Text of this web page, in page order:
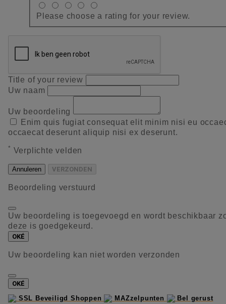
Please choose a rating for your review.
Title of your review
Uw naam
Uw beoordeling
Enim quis fugiat consequat elit minim nisi eu
occaecat deserunt aliquip nisi ex deserunt.
* Verplichte velden
Annuleren VERZONDEN
Beoordeling verstuurd
Uw beoordeling is toegevoegd en wordt beschikbaar
deze is goedgekeurd.
OKÉ
Uw beoordeling kan niet worden verzonden
OKÉ
SSL Beveiligd Shoppen
MAZzelpunten
Bel gerust